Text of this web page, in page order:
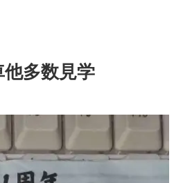
多数見学